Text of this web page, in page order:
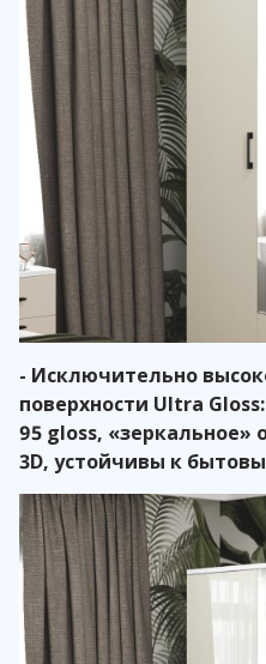
- Исключительно
поверхности Ultra
95 gloss,
3D, устойчивы к